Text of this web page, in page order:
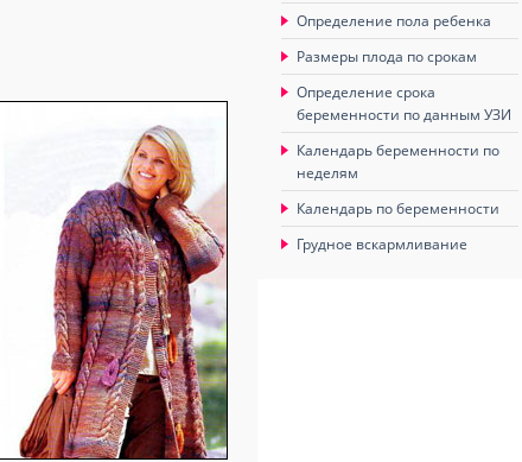
Определение пола ребенка
Размеры плода по срокам
Определение срока
беременности по данным УЗИ
Календарь беременности по
неделям
Календарь по беременности
Грудное вскармливание